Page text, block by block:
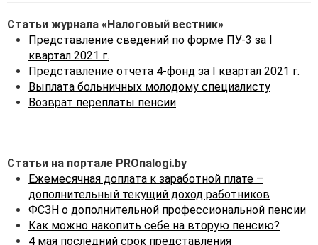
До 10
человек
ним
документы на
бумажных
2) в виде
электронных
документов,
заверенных
Статьи журнала «Налоговый вестник»
Представление сведений по форме ПУ-3 за I
квартал 2021 г.
Представление отчета 4-фонд за I квартал 2021 г.
Выплата больничных молодому специалисту
Возврат переплаты пенсии
Статьи на портале PROnalogi.by
Ежемесячная доплата к заработной плате –
дополнительный текущий доход работников
ФСЗН о дополнительной профессиональной пенсии
Как можно накопить себе на вторую пенсию?
4 мая последний срок представления